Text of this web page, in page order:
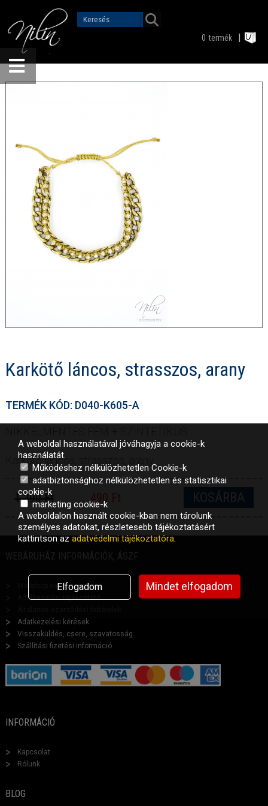
0 termék
Karkötő láncos, strasszos, arany
TERMÉK KÓD: D040-K605-A
Karkötő láncos, strasszos, arany
1 290 Ft 490 Ft KOSÁRBA
WEBÁRUHÁZ INFORMÁCIÓK, ÁSZF
Webshop vásárlási segéd
Adatkezelési tájékoztató
Adatkezelési kérések
Visszaküldés, csere, szavatosság
Szállítási fizetési információ
INFORMÁCIÓ
Kapcsolat
Rólunk
BLOG
A weboldal használatával jóváhagyja a cookie-k
használatát.
Működéshez nélkülözhetetlen Cookie-k
adatbiztonsághoz nélkülözhetetlen és statisztikai
cookie-k
marketing cookie-k
A weboldalon használt cookie-kban nem tárolunk
személyes adatokat, részletesebb tájékoztatásért
kattintson azadatvédelmi tájékoztatóra.
Elfogadom Mindet elfogadom